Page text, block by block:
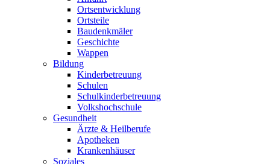
Ortsentwicklung
Ortsteile
Baudenkmäler
Geschichte
Wappen
Bildung
Kinderbetreuung
Schulen
Schulkinderbetreuung
Volkshochschule
Gesundheit
Ärzte & Heilberufe
Apotheken
Krankenhäuser
Soziales